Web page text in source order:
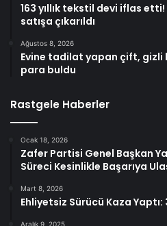
163 yıllık tekstil devi iflas
satışa çıkarıldı
Ağustos 8, 2026
Evine tadilat yapan çift,
para buldu
Rastgele Haberler
Ocak 18, 2026
Zafer Partisi Genel Başkan
Süreci Kesinlikle Başarıya
Mart 8, 2026
Ehliyetsiz Sürücü Kaza Yaptı:
Aralık 9, 2025